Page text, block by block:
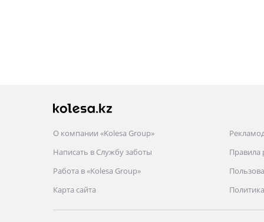
О компании «Kolesa Group»
Написать в Службу заботы
Работа в «Kolesa Group»
Карта сайта
Правила